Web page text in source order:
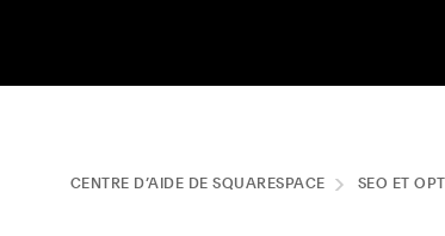
CENTRE D’AIDE DE SQUARESPACE SEO ET